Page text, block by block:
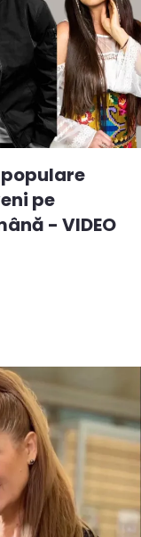
populare
pe
- VIDEO